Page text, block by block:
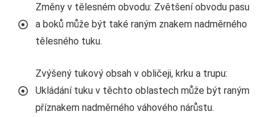
Změny v tělesném obvodu: Zvětšení obvodu pasu
a boků může být také raným znakem nadměrného
tělesného tuku.
Zvýšený tukový obsah v obličeji, krku a trupu:
Ukládání tuku v těchto oblastech může být raným
příznakem nadměrného váhového nárůstu.